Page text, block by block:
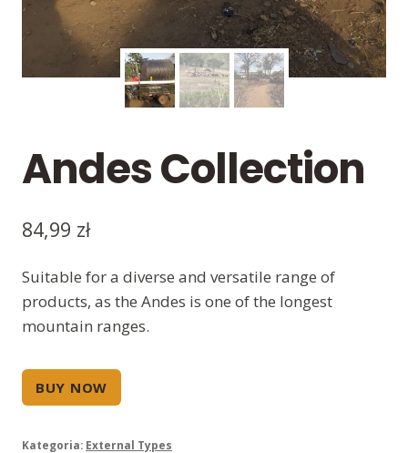
Andes Collection
84,99 zł
Suitable for a diverse and versatile range of
products, as the Andes is one of the longest
mountain ranges.
BUY NOW
Kategoria: External Types